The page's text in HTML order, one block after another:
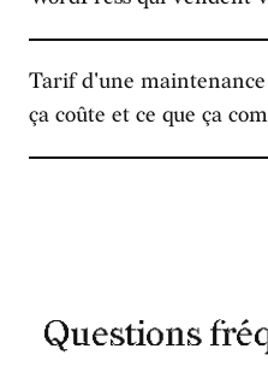
Tarif d'une
ça coûte et ce que ça
Questions